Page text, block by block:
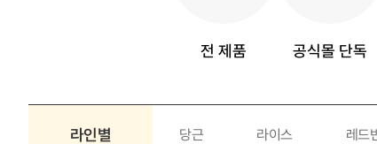
전 제품 공식몰 단독
라인별 당근 라이스 레드